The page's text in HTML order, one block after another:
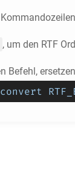
, um den RTF
Befehl,